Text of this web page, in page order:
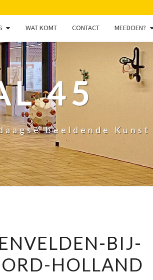
WAT KOMT CONTACT MEEDOEN?
45
Beeldende Kunst
BIJ-
HOLLAND